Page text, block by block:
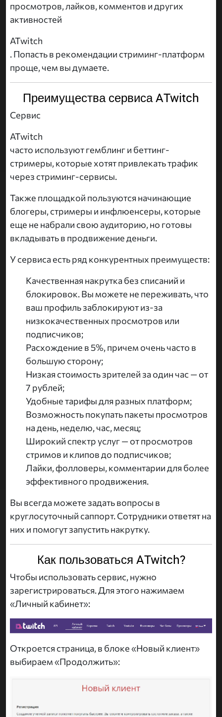
просмотров, лайков, комментов и других
активностей
ATwitch
. Попасть в рекомендации стриминг-платформ
проще, чем вы думаете.
Преимущества сервиса ATwitch
Сервис
ATwitch
часто используют гемблинг и беттинг-
стримеры, которые хотят привлекать трафик
через стриминг-сервисы.
Также площадкой пользуются начинающие
блогеры, стримеры и инфлюенсеры, которые
еще не набрали свою аудиторию, но готовы
вкладывать в продвижение деньги.
У сервиса есть ряд конкурентных преимуществ:
Качественная накрутка без списаний и
блокировок. Вы можете не переживать, что
ваш профиль заблокируют из-за
низкокачественных просмотров или
подписчиков;
Расхождение в 5%, причем очень часто в
большую сторону;
Низкая стоимость зрителей за один час — от
7 рублей;
Удобные тарифы для разных платформ;
Возможность покупать пакеты просмотров
на день, неделю, час, месяц;
Широкий спектр услуг — от просмотров
стримов и клипов до подписчиков;
Лайки, фолловеры, комментарии для более
эффективного продвижения.
Вы всегда можете задать вопросы в
круглосуточный саппорт. Сотрудники ответят на
них и помогут запустить накрутку.
Как пользоваться ATwitch?
Чтобы использовать сервис, нужно
зарегистрироваться. Для этого нажимаем
«Личный кабинет»:
Откроется страница, в блоке «Новый клиент»
выбираем «Продолжить»: